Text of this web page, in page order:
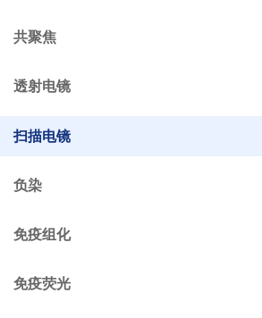
共聚焦
透射电镜
扫描电镜
负染
免疫组化
免疫荧光